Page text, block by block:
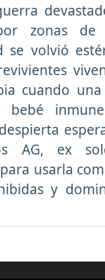
zonas
se volvió
cuando
bebé
AG, ex
usarla
y